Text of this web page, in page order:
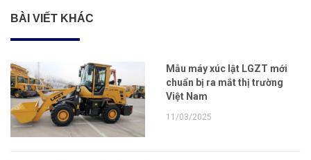
BÀI VIẾT KHÁC
Mẫu máy xúc lật LGZT mới
chuẩn bị ra mắt thị trường
Việt Nam
11/03/2025